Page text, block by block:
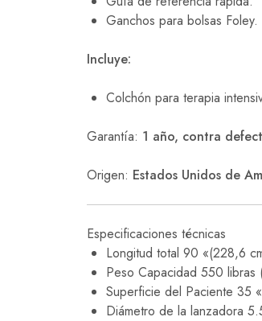
Ganchos para bolsas Foley.
Incluye:
Colchón para terapia
Garantía: 1 año, contra
Origen: Estados Unidos de
Especificaciones técnicas
Longitud total 90 «(228,6
Peso Capacidad 550 libras
Superficie del Paciente 35
Diámetro de la lanzadora